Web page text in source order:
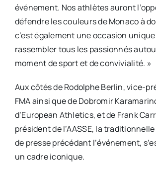
événement. Nos athlètes auront
défendre les couleurs de Monaco à
c’est également une occasion
rassembler tous les passionnés
moment de sport et de convivialité. »
Aux côtés de Rodolphe Berlin, vice-
FMA ainsi que de Dobromir
d’European Athletics, et de Frank
président de l’AASSE, la
de presse précédant l’événement,
un cadre iconique.